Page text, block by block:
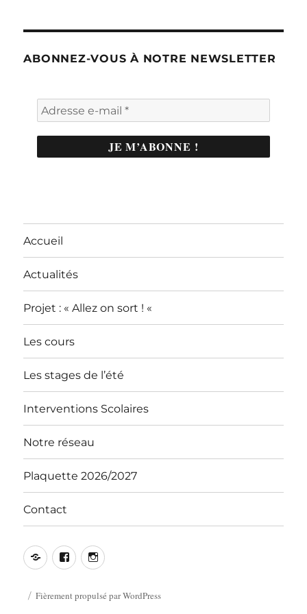
ABONNEZ-VOUS À NOTRE NEWSLETTER
Accueil
Actualités
Projet : « Allez on sort ! «
Les cours
Les stages de l’été
Interventions Scolaires
Notre réseau
Plaquette 2026/2027
Contact
ContactFacebookInstagram
Fièrement propulsé par WordPress